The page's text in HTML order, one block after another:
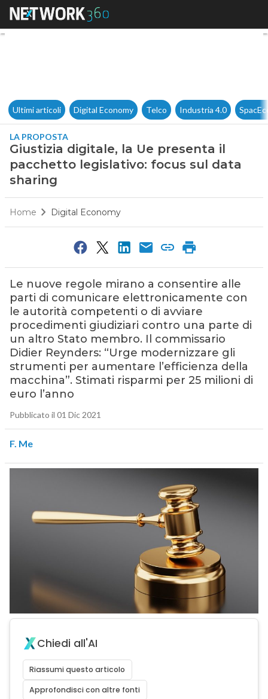
Giustizia digitale, la Ue
Ultimi articoli Digital Economy Telco Industria 4.0
LA PROPOSTA
Giustizia digitale, la Ue presenta il
pacchetto legislativo: focus sul data
sharing
Home Digital Economy
Le nuove regole mirano a consentire alle
parti di comunicare elettronicamente con
le autorità competenti o di avviare
procedimenti giudiziari contro una parte di
un altro Stato membro. Il commissario
Didier Reynders: “Urge modernizzare gli
strumenti per aumentare l’efficienza della
macchina”. Stimati risparmi per 25 milioni di
euro l’anno
Pubblicato il 01 Dic 2021
F. Me
Chiedi all'AI
Riassumi questo articolo
Approfondisci con altre fonti